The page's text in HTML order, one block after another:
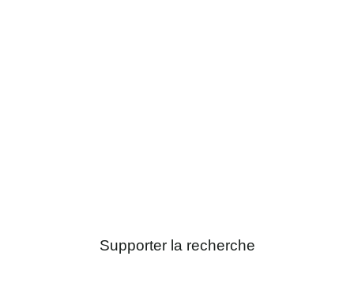
Supporter la recherche